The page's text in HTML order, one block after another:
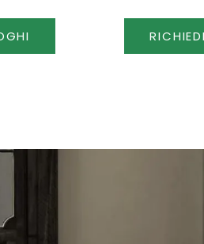
CASA
Ufficio
Arredo Giardino